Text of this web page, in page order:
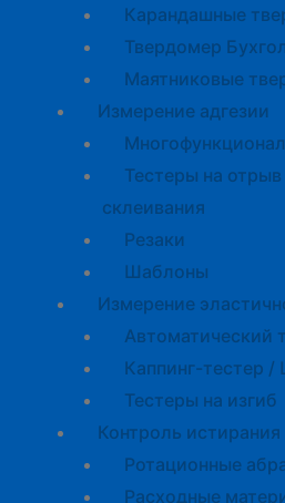
Карандашные
Твердомер
Маятниковые
Измерение адгезии
Тестеры на
склеивания
Резаки
Шаблоны
Измерение
Автоматический
Каппинг-тестер
Тестеры на изгиб
Контроль истирания
Ротационные
Расходные